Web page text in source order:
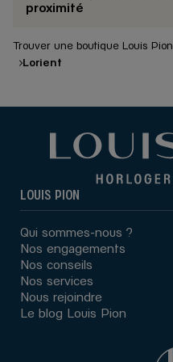
proximité
Trouver une boutique Louis Pion
Lorient
LOUIS PION
Qui sommes-nous ?
Nos engagements
Nos conseils
Nos services
Nous rejoindre
Le blog Louis Pion